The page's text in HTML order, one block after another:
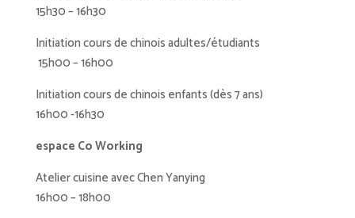
15h30 – 16h30
Initiation cours de chinois adultes/
15h00 – 16h00
Initiation cours de chinois enfants (dès 7
16h00 -16h30
espace Co Working
Atelier cuisine avec Chen Yanying
16h00 – 18h00